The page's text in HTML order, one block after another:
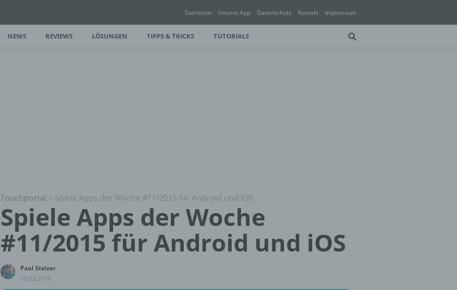
Startseite Unsere App Datenschutz Kontakt Impressum
NEWS REVIEWS LÖSUNGEN TIPPS & TRICKS TUTORIALS
Touchportal > Spiele Apps der Woche #11/2015 für Android und iOS
Spiele Apps der Woche
#11/2015 für Android und iOS
Paul Stelzer
15.03.2015